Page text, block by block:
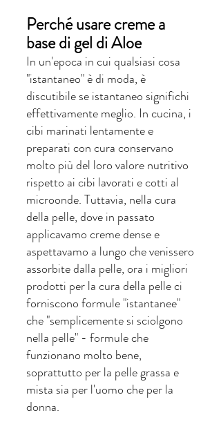
Perché usare creme a
base di gel di Aloe
In un'epoca in cui qualsiasi cosa
"istantaneo" è di moda, è
discutibile se istantaneo significhi
effettivamente meglio. In cucina, i
cibi marinati lentamente e
preparati con cura conservano
molto più del loro valore nutritivo
rispetto ai cibi lavorati e cotti al
microonde. Tuttavia, nella cura
della pelle, dove in passato
applicavamo creme dense e
aspettavamo a lungo che venissero
assorbite dalla pelle, ora i migliori
prodotti per la cura della pelle ci
forniscono formule "istantanee"
che "semplicemente si sciolgono
nella pelle" - formule che
funzionano molto bene,
soprattutto per la pelle grassa e
mista sia per l'uomo che per la
donna.